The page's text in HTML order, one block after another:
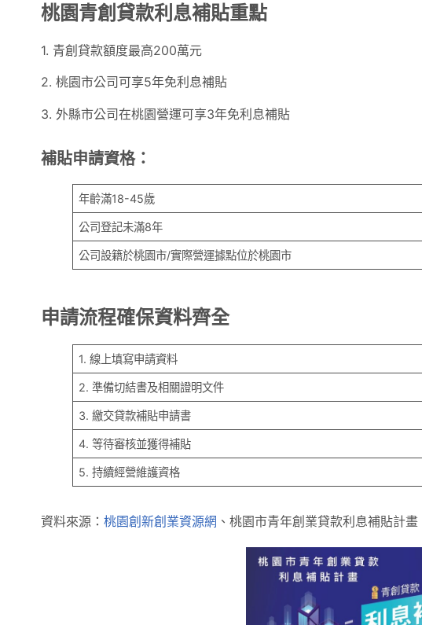
桃園青創貸款利息補貼重點
1. 青創貸款額度最高200萬元
2. 桃園市公司可享5年免利息補貼
3. 外縣市公司在桃園營運可享3年免利息補貼
補貼申請資格：
年齡滿18-45歲
公司登記未滿8年
公司設籍於桃園市/實際營運據點位於桃園市
申請流程確保資料齊全
1. 線上填寫申請資料
2. 準備切結書及相關證明文件
3. 繳交貸款補貼申請書
4. 等待審核並獲得補貼
5. 持續經營維護資格
資料來源： 桃園創新創業資源網 、桃園市青年創業貸款利息補貼計畫